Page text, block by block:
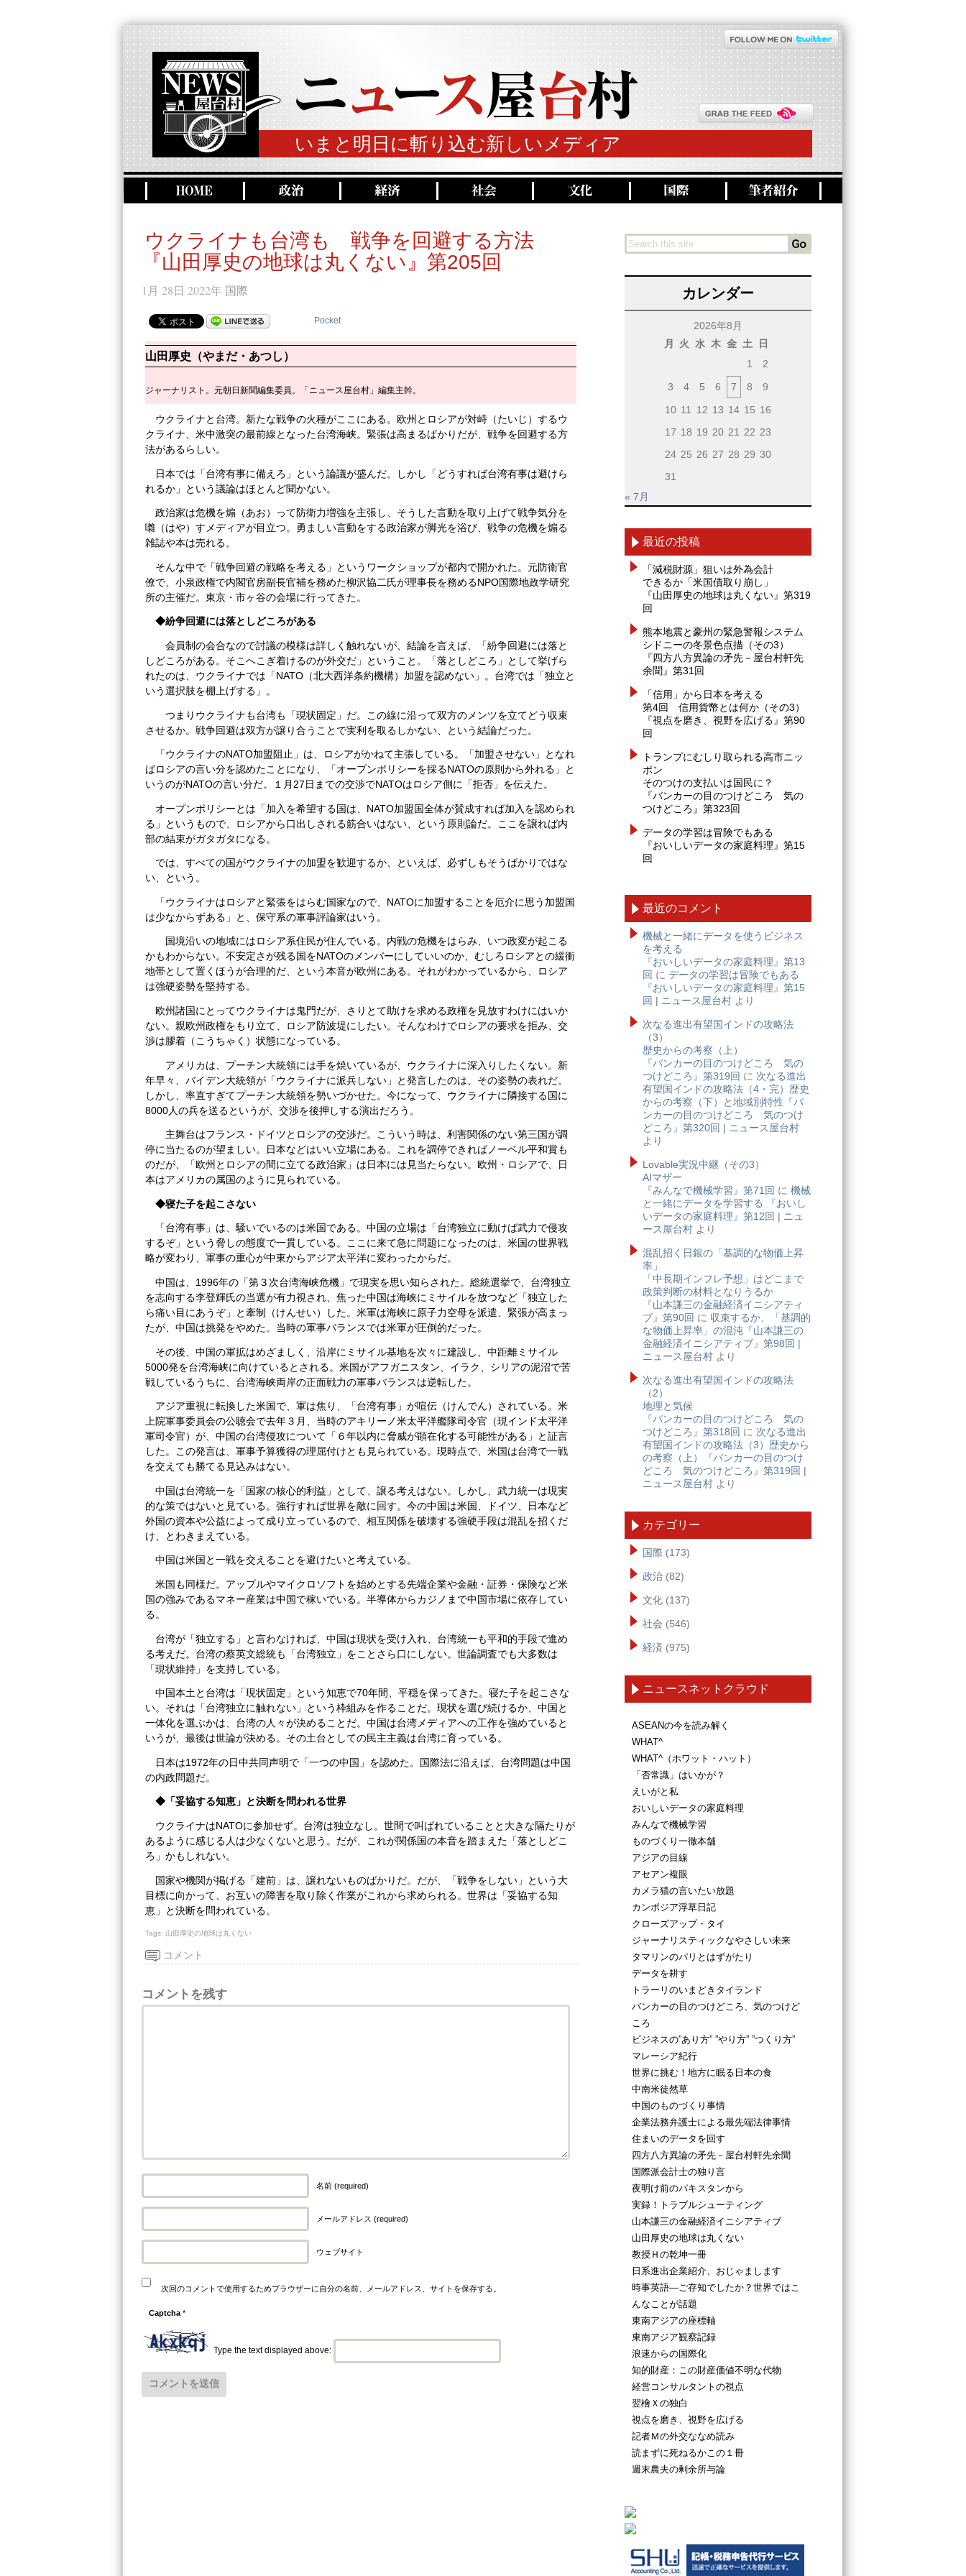
いまと明日に斬り込む新しいメディア
ウクライナも台湾も 戦争を回避する方法
『山田厚史の地球は丸くない』第205回
1月 28日 2022年 国際
Pocket
山田厚史（やまだ・あつし）
ジャーナリスト。元朝日新聞編集委員。「ニュース屋台村」編集主幹。
ウクライナと台湾。新たな戦争の火種がここにある。欧州とロシアが対峙（たいじ）するウ
クライナ、米中激突の最前線となった台湾海峡。緊張は高まるばかりだが、戦争を回避する方
法があるらしい。
日本では「台湾有事に備えろ」という論議が盛んだ。しかし「どうすれば台湾有事は避けら
れるか」という議論はほとんど聞かない。
政治家は危機を煽（あお）って防衛力増強を主張し、そうした言動を取り上げて戦争気分を
囃（はや）すメディアが目立つ。勇ましい言動をする政治家が脚光を浴び、戦争の危機を煽る
雑誌や本は売れる。
そんな中で「戦争回避の戦略を考える」というワークショップが都内で開かれた。元防衛官
僚で、小泉政権で内閣官房副長官補を務めた柳沢協二氏が理事長を務めるNPO国際地政学研究
所の主催だ。東京・市ヶ谷の会場に行ってきた。
◆紛争回避には落としどころがある
会員制の会合なので討議の模様は詳しく触れないが、結論を言えば、「紛争回避には落と
しどころがある。そこへこぎ着けるのが外交だ」ということ。「落としどころ」として挙げら
れたのは、ウクライナでは「NATO（北大西洋条約機構）加盟を認めない」。台湾では「独立と
いう選択肢を棚上げする」。
つまりウクライナも台湾も「現状固定」だ。この線に沿って双方のメンツを立てどう収束
させるか。戦争回避は双方が譲り合うことで実利を取るしかない、という結論だった。
「ウクライナのNATO加盟阻止」は、ロシアがかねて主張している。「加盟させない」となれ
ばロシアの言い分を認めたことになり、「オープンポリシーを採るNATOの原則から外れる」と
いうのがNATOの言い分だ。１月27日までの交渉でNATOはロシア側に「拒否」を伝えた。
オープンポリシーとは「加入を希望する国は、NATO加盟国全体が賛成すれば加入を認められ
る」というもので、ロシアから口出しされる筋合いはない、という原則論だ。ここを譲れば内
部の結束がガタガタになる。
では、すべての国がウクライナの加盟を歓迎するか、といえば、必ずしもそうばかりではな
い、という。
「ウクライナはロシアと緊張をはらむ国家なので、NATOに加盟することを厄介に思う加盟国
は少なからずある」と、保守系の軍事評論家はいう。
国境沿いの地域にはロシア系住民が住んでいる。内戦の危機をはらみ、いつ政変が起こる
かもわからない。不安定さが残る国をNATOのメンバーにしていいのか、むしろロシアとの緩衝
地帯として置くほうが合理的だ、という本音が欧州にある。それがわかっているから、ロシア
は強硬姿勢を堅持する。
欧州諸国にとってウクライナは鬼門だが、さりとて助けを求める政権を見放すわけにはいか
ない。親欧州政権をもり立て、ロシア防波堤にしたい。そんなわけでロシアの要求を拒み、交
渉は膠着（こうちゃく）状態になっている。
アメリカは、プーチン大統領には手を焼いているが、ウクライナに深入りしたくない。新
年早々、バイデン大統領が「ウクライナに派兵しない」と発言したのは、その姿勢の表れだ。
しかし、率直すぎてプーチン大統領を勢いづかせた。今になって、ウクライナに隣接する国に
8000人の兵を送るというが、交渉を後押しする演出だろう。
主舞台はフランス・ドイツとロシアの交渉だ。こういう時は、利害関係のない第三国が調
停に当たるのが望ましい。日本などはいい立場にある。これを調停できればノーベル平和賞も
のだが、「欧州とロシアの間に立てる政治家」は日本には見当たらない。欧州・ロシアで、日
本はアメリカの属国のように見られている。
◆寝た子を起こさない
「台湾有事」は、騒いでいるのは米国である。中国の立場は「台湾独立に動けば武力で侵攻
するぞ」という脅しの態度で一貫している。ここに来て急に問題になったのは、米国の世界戦
略が変わり、軍事の重心が中東からアジア太平洋に変わったからだ。
中国は、1996年の「第３次台湾海峡危機」で現実を思い知らされた。総統選挙で、台湾独立
を志向する李登輝氏の当選が有力視され、焦った中国は海峡にミサイルを放つなど「独立した
ら痛い目にあうぞ」と牽制（けんせい）した。米軍は海峡に原子力空母を派遣、緊張が高まっ
たが、中国は挑発をやめた。当時の軍事バランスでは米軍が圧倒的だった。
その後、中国の軍拡はめざましく、沿岸にミサイル基地を次々に建設し、中距離ミサイル
5000発を台湾海峡に向けているとされる。米国がアフガニスタン、イラク、シリアの泥沼で苦
戦しているうちに、台湾海峡両岸の正面戦力の軍事バランスは逆転した。
アジア重視に転換した米国で、軍は焦り、「台湾有事」が喧伝（けんでん）されている。米
上院軍事委員会の公聴会で去年３月、当時のアキリーノ米太平洋艦隊司令官（現インド太平洋
軍司令官）が、中国の台湾侵攻について「６年以内に脅威が顕在化する可能性がある」と証言
した。この発言は、軍事予算獲得の理屈付けとも見られている。現時点で、米国は台湾で一戦
を交えても勝てる見込みはない。
中国は台湾統一を「国家の核心的利益」として、譲る考えはない。しかし、武力統一は現実
的な策ではないと見ている。強行すれば世界を敵に回す。今の中国は米国、ドイツ、日本など
外国の資本や公益によって成り立っているので、相互関係を破壊する強硬手段は混乱を招くだ
け、とわきまえている。
中国は米国と一戦を交えることを避けたいと考えている。
米国も同様だ。アップルやマイクロソフトを始めとする先端企業や金融・証券・保険など米
国の強みであるマネー産業は中国で稼いでいる。半導体からカジノまで中国市場に依存してい
る。
台湾が「独立する」と言わなければ、中国は現状を受け入れ、台湾統一も平和的手段で進め
る考えだ。台湾の蔡英文総統も「台湾独立」をことさら口にしない。世論調査でも大多数は
「現状維持」を支持している。
中国本土と台湾は「現状固定」という知恵で70年間、平穏を保ってきた。寝た子を起こさな
い。それは「台湾独立に触れない」という枠組みを作ることだ。現状を選び続けるか、中国と
一体化を選ぶかは、台湾の人々が決めることだ。中国は台湾メディアへの工作を強めていると
いうが、最後は世論が決める。その土台としての民主主義は台湾に育っている。
日本は1972年の日中共同声明で「一つの中国」を認めた。国際法に沿えば、台湾問題は中国
の内政問題だ。
◆「妥協する知恵」と決断を問われる世界
ウクライナはNATOに参加せず。台湾は独立なし。世間で叫ばれていることと大きな隔たりが
あるように感じる人は少なくないと思う。だが、これが関係国の本音を踏まえた「落としどこ
ろ」かもしれない。
国家や機関が掲げる「建前」は、譲れないものばかりだ。だが、「戦争をしない」という大
目標に向かって、お互いの障害を取り除く作業がこれから求められる。世界は「妥協する知
恵」と決断を問われている。
Tags: 山田厚史の地球は丸くない
コメント
コメントを残す
名前 (required)
メールアドレス (required)
ウェブサイト
次回のコメントで使用するためブラウザーに自分の名前、メールアドレス、サイトを保存する。
Captcha *
Type the text displayed above:
カレンダー
2026年8月
月
火 水 木 金 土
日
1
2
3
4 5 6 7 8
9
10 11 12 13 14 15 16
17 18 19 20 21 22 23
24 25 26 27 28 29 30
31
« 7月
最近の投稿
「減税財源」狙いは外為会計
できるか「米国債取り崩し」
『山田厚史の地球は丸くない』第319
回
熊本地震と豪州の緊急警報システム
シドニーの冬景色点描（その3）
『四方八方異論の矛先－屋台村軒先
余聞』第31回
「信用」から日本を考える
第4回 信用貨幣とは何か（その3）
『視点を磨き、視野を広げる』第90
回
トランプにむしり取られる高市ニッ
ポン
そのつけの支払いは国民に？
『バンカーの目のつけどころ 気の
つけどころ』第323回
データの学習は冒険でもある
『おいしいデータの家庭料理』第15
回
最近のコメント
機械と一緒にデータを使うビジネス
を考える
『おいしいデータの家庭料理』第13
回 に データの学習は冒険でもある
『おいしいデータの家庭料理』第15
回 | ニュース屋台村 より
次なる進出有望国インドの攻略法
（3）
歴史からの考察（上）
『バンカーの目のつけどころ 気の
つけどころ』第319回 に 次なる進出
有望国インドの攻略法（4・完）歴史
からの考察（下）と地域別特性『バ
ンカーの目のつけどころ 気のつけ
どころ』第320回 | ニュース屋台村
より
Lovable実況中継（その3）
AIマザー
『みんなで機械学習』第71回 に 機械
と一緒にデータを学習する 『おいし
いデータの家庭料理』第12回 | ニュ
ース屋台村 より
混乱招く日銀の「基調的な物価上昇
率」
「中長期インフレ予想」はどこまで
政策判断の材料となりうるか
『山本謙三の金融経済イニシアティ
ブ』第90回 に 収束するか、「基調的
な物価上昇率」の混沌『山本謙三の
金融経済イニシアティブ』第98回 |
ニュース屋台村 より
次なる進出有望国インドの攻略法
（2）
地理と気候
『バンカーの目のつけどころ 気の
つけどころ』第318回 に 次なる進出
有望国インドの攻略法（3）歴史から
の考察（上）『バンカーの目のつけ
どころ 気のつけどころ』第319回 |
ニュース屋台村 より
カテゴリー
国際 (173)
政治 (82)
文化 (137)
社会 (546)
経済 (975)
ニュースネットクラウド
ASEANの今を読み解く
WHAT^
WHAT^（ホワット・ハット）
「否常識」はいかが？
えいがと私
おいしいデータの家庭料理
みんなで機械学習
ものづくり一徹本舗
アジアの目線
アセアン複眼
カメラ猫の言いたい放題
カンボジア浮草日記
クローズアップ・タイ
ジャーナリスティックなやさしい未来
タマリンのパリとはずがたり
データを耕す
トラーリのいまどきタイランド
バンカーの目のつけどころ、気のつけど
ころ
ビジネスの”あり方” ”やり方” ”つくり方”
マレーシア紀行
世界に挑む！地方に眠る日本の食
中南米徒然草
中国のものづくり事情
企業法務弁護士による最先端法律事情
住まいのデータを回す
四方八方異論の矛先－屋台村軒先余聞
国際派会計士の独り言
夜明け前のパキスタンから
実録！トラブルシューティング
山本謙三の金融経済イニシアティブ
山田厚史の地球は丸くない
教授Ｈの乾坤一冊
日系進出企業紹介、おじゃまします
時事英語―ご存知でしたか？世界ではこ
んなことが話題
東南アジアの座標軸
東南アジア観察記録
浪速からの国際化
知的財産：この財産価値不明な代物
経営コンサルタントの視点
翌檜Ｘの独白
視点を磨き、視野を広げる
記者Ｍの外交ななめ読み
読まずに死ねるかこの１冊
週末農夫の剰余所与論